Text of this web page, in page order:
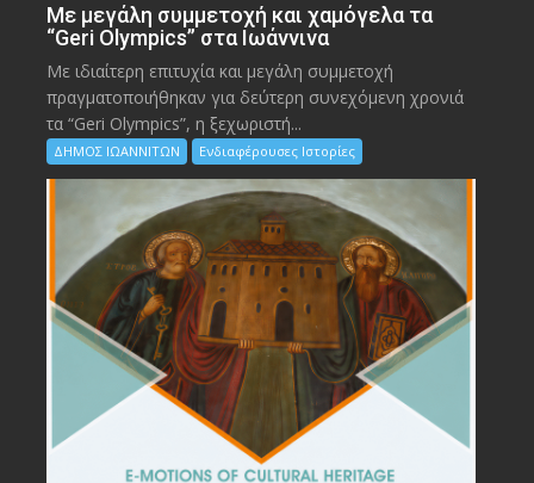
Με μεγάλη συμμετοχή και χαμόγελα τα
“Geri Olympics” στα Ιωάννινα
Με ιδιαίτερη επιτυχία και μεγάλη συμμετοχή
πραγματοποιήθηκαν για δεύτερη συνεχόμενη χρονιά
τα “Geri Olympics”, η ξεχωριστή...
ΔΗΜΟΣ ΙΩΑΝΝΙΤΩΝ Ενδιαφέρουσες Ιστορίες